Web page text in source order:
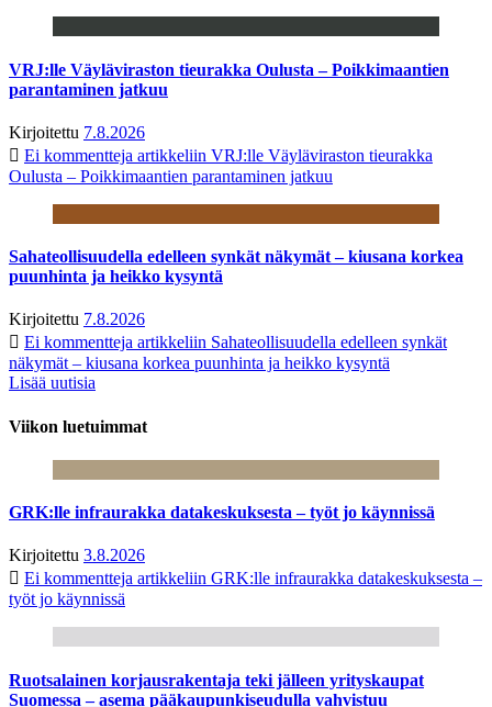
VRJ:lle Väyläviraston tieurakka Oulusta – Poikkimaantien
parantaminen jatkuu
Kirjoitettu 7.8.2026
Ei kommentteja artikkeliin VRJ:lle Väyläviraston tieurakka
Oulusta – Poikkimaantien parantaminen jatkuu
Sahateollisuudella edelleen synkät näkymät – kiusana korkea
puunhinta ja heikko kysyntä
Kirjoitettu 7.8.2026
Ei kommentteja artikkeliin Sahateollisuudella edelleen synkät
näkymät – kiusana korkea puunhinta ja heikko kysyntä
Lisää uutisia
Viikon luetuimmat
GRK:lle infraurakka datakeskuksesta – työt jo käynnissä
Kirjoitettu 3.8.2026
Ei kommentteja artikkeliin GRK:lle infraurakka datakeskuksesta –
työt jo käynnissä
Ruotsalainen korjausrakentaja teki jälleen yrityskaupat
Suomessa – asema pääkaupunkiseudulla vahvistuu